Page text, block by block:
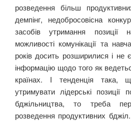
розведення більш
демпінг, недобросовісна
засобів утримання позиції
можливості комунікації та
років досить розширилися і
інформацію щодо того як
країнах. І тенденція
утримувати лідерські
бджільництва, то треба
розведення продуктивних